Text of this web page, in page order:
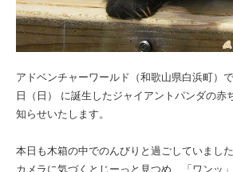
アドベンチャーワールド（和歌山県白浜町）
日（日） に誕生したジャイアントパンダの赤
知らせいたします。
本日も木箱の中でのんびりと過ごしていまし
カメラに気づくとじーっと見つめ、「ワンッ